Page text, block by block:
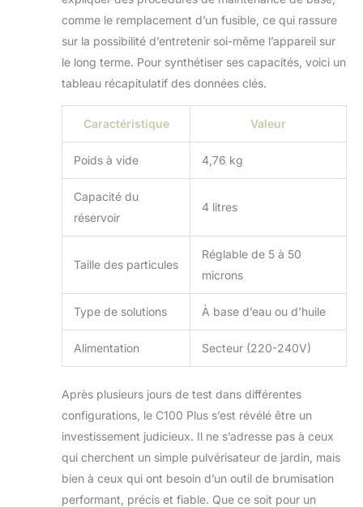
comme le remplacement d’un fusible, ce qui rassure
sur la possibilité d’entretenir soi-même l’appareil sur
le long terme. Pour synthétiser ses capacités, voici un
tableau récapitulatif des données clés.
Caractéristique Valeur
Poids à vide 4,76 kg
Capacité du
réservoir
4 litres
Taille des particules
Réglable de 5 à 50
microns
Type de solutions À base d’eau ou d’huile
Alimentation Secteur (220-240V)
Après plusieurs jours de test dans différentes
configurations, le C100 Plus s’est révélé être un
investissement judicieux. Il ne s’adresse pas à ceux
qui cherchent un simple pulvérisateur de jardin, mais
bien à ceux qui ont besoin d’un outil de brumisation
performant, précis et fiable. Que ce soit pour un